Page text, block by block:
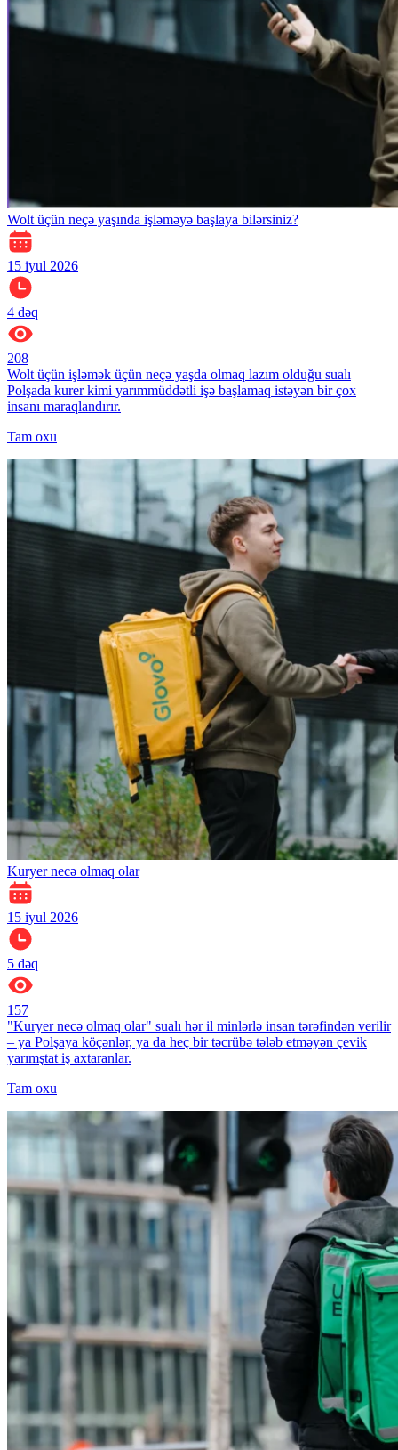
Wolt üçün neçə yaşında işləməyə başlaya bilərsiniz?
15 iyul 2026
4 dəq
208
Wolt üçün işləmək üçün neçə yaşda olmaq lazım olduğu sualı
Polşada kurer kimi yarımmüddətli işə başlamaq istəyən bir çox
insanı maraqlandırır.
Tam oxu
Kuryer necə olmaq olar
15 iyul 2026
5 dəq
157
"Kuryer necə olmaq olar" sualı hər il minlərlə insan tərəfindən verilir
– ya Polşaya köçənlər, ya da heç bir təcrübə tələb etməyən çevik
yarımştat iş axtaranlar.
Tam oxu